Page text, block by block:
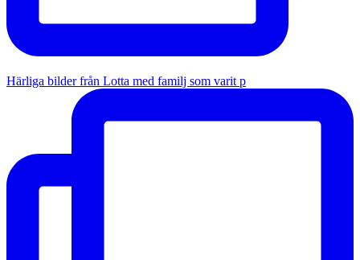
Härliga bilder från Lotta med familj som varit p